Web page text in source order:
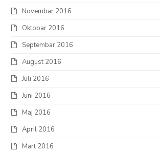
Novembar 2016
Oktobar 2016
Septembar 2016
August 2016
Juli 2016
Juni 2016
Maj 2016
April 2016
Mart 2016